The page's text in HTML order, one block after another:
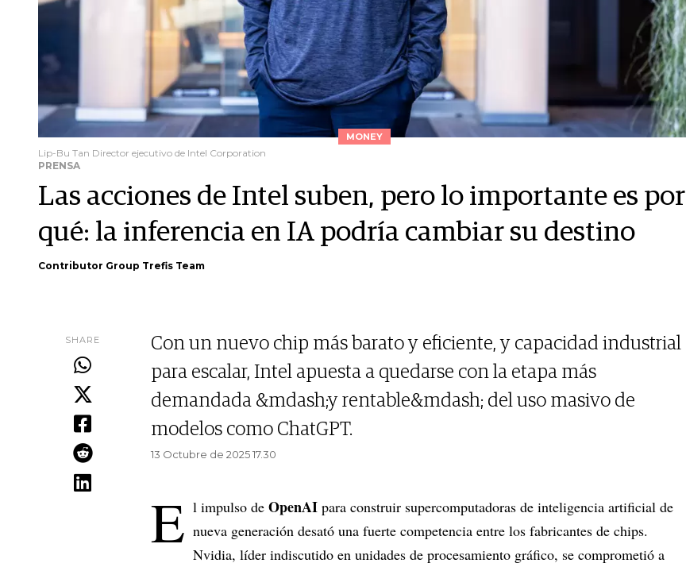
MONEY
Lip-Bu Tan Director ejecutivo de Intel Corporation
PRENSA
Las acciones de Intel suben, pero lo importante es por
qué: la inferencia en IA podría cambiar su destino
Contributor Group Trefis Team
SHARE
Con un nuevo chip más barato y eficiente, y capacidad industrial
para escalar, Intel apuesta a quedarse con la etapa más
demandada &mdash;y rentable&mdash; del uso masivo de
modelos como ChatGPT.
13 Octubre de 2025 17.30
E l impulso de OpenAI para construir supercomputadoras de inteligencia artificial de
nueva generación desató una fuerte competencia entre los fabricantes de chips.
Nvidia, líder indiscutido en unidades de procesamiento gráfico, se comprometió a